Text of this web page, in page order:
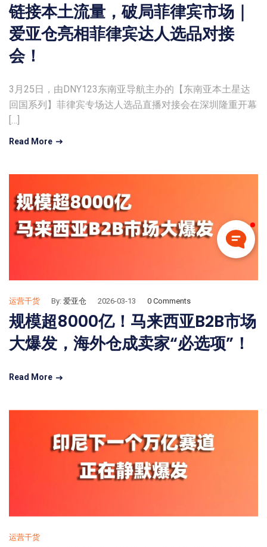
链接本土流量，破局菲律宾市场｜
爱亚仓亮相菲律宾达人选品对接
会！
3月25日，由DNY123东南亚导航主办的【东南亚本土星达
回国系列】菲律宾专场达人选品直播对接会在深圳隆重开幕
[…]
Read More
运营干货 By: 爱亚仓 2026-03-13 0 Comments
规模超8000亿！马来西亚B2B市场
大爆发，海外仓成卖家“必选项”！
Read More
运营干货